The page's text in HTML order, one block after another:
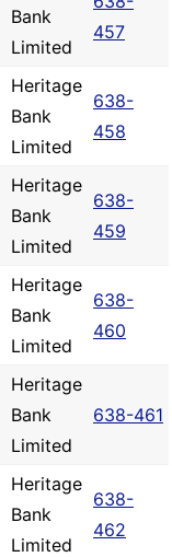
Bank
Limited
457
Heritage
Bank
Limited
638-
458
Heritage
Bank
Limited
638-
459
Heritage
Bank
Limited
638-
460
Heritage
Bank
Limited
638-461
Heritage
Bank
Limited
638-
462